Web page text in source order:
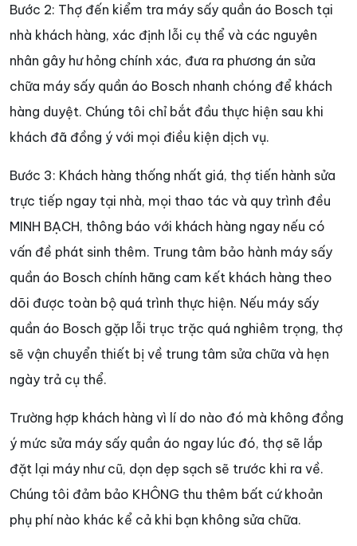
Bước 2: Thợ đến kiểm tra máy sấy quần áo Bosch tại
nhà khách hàng, xác định lỗi cụ thể và các nguyên
nhân gây hư hỏng chính xác, đưa ra phương án sửa
chữa máy sấy quần áo Bosch nhanh chóng để khách
hàng duyệt. Chúng tôi chỉ bắt đầu thực hiện sau khi
khách đã đồng ý với mọi điều kiện dịch vụ.
Bước 3: Khách hàng thống nhất giá, thợ tiến hành sửa
trực tiếp ngay tại nhà, mọi thao tác và quy trình đều
MINH BẠCH, thông báo với khách hàng ngay nếu có
vấn đề phát sinh thêm. Trung tâm bảo hành máy sấy
quần áo Bosch chính hãng cam kết khách hàng theo
dõi được toàn bộ quá trình thực hiện. Nếu máy sấy
quần áo Bosch gặp lỗi trục trặc quá nghiêm trọng, thợ
sẽ vận chuyển thiết bị về trung tâm sửa chữa và hẹn
ngày trả cụ thể.
Trường hợp khách hàng vì lí do nào đó mà không đồng
ý mức sửa máy sấy quần áo ngay lúc đó, thợ sẽ lắp
đặt lại máy như cũ, dọn dẹp sạch sẽ trước khi ra về.
Chúng tôi đảm bảo KHÔNG thu thêm bất cứ khoản
phụ phí nào khác kể cả khi bạn không sửa chữa.